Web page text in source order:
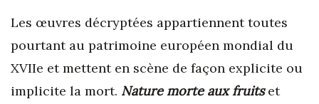
Les œuvres décryptées appartiennent toutes
pourtant au patrimoine européen mondial du
XVIIe et mettent en scène de façon explicite ou
implicite la mort. Nature morte aux fruitset